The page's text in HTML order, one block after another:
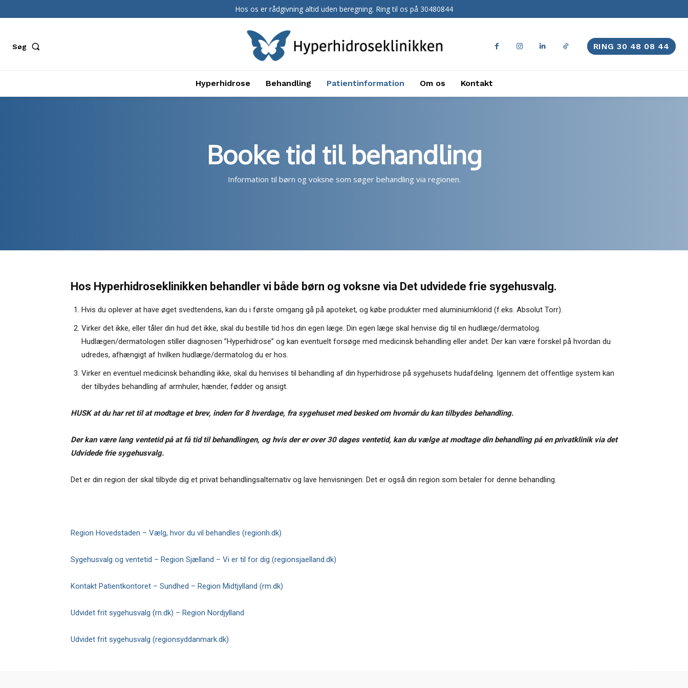
Hos os er rådgivning altid uden beregning. Ring til os på 30480844
Søg RING 30 48 08 44
Hyperhidrose Behandling Patientinformation Om os Kontakt
Booke tid til behandling
Information til børn og voksne som søger behandling via regionen.
Hos Hyperhidroseklinikken behandler vi både børn og voksne via Det udvidede frie sygehusvalg.
Hvis du oplever at have øget svedtendens, kan du i første omgang gå på apoteket, og købe produkter med aluminiumklorid (f.eks. Absolut Torr).
Virker det ikke, eller tåler din hud det ikke, skal du bestille tid hos din egen læge. Din egen læge skal henvise dig til en hudlæge/dermatolog.
Hudlægen/dermatologen stiller diagnosen ”Hyperhidrose” og kan eventuelt forsøge med medicinsk behandling eller andet. Der kan være forskel på hvordan du
udredes, afhængigt af hvilken hudlæge/dermatolog du er hos.
Virker en eventuel medicinsk behandling ikke, skal du henvises til behandling af din hyperhidrose på sygehusets hudafdeling. Igennem det offentlige system kan
der tilbydes behandling af armhuler, hænder, fødder og ansigt.
HUSK at du har ret til at modtage et brev, inden for 8 hverdage, fra sygehuset med besked om hvornår du kan tilbydes behandling.
Der kan være lang ventetid på at få tid til behandlingen, og hvis der er over 30 dages ventetid, kan du vælge at modtage din behandling på en privatklinik via det
Udvidede frie sygehusvalg.
Det er din region der skal tilbyde dig et privat behandlingsalternativ og lave henvisningen. Det er også din region som betaler for denne behandling.
Region Hovedstaden – Vælg, hvor du vil behandles (regionh.dk)
Sygehusvalg og ventetid – Region Sjælland – Vi er til for dig (regionsjaelland.dk)
Kontakt Patientkontoret – Sundhed – Region Midtjylland (rm.dk)
Udvidet frit sygehusvalg (rn.dk) – Region Nordjylland
Udvidet frit sygehusvalg (regionsyddanmark.dk)